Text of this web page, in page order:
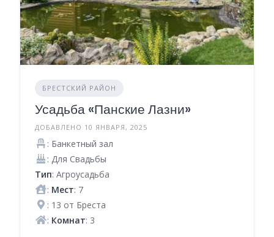
БРЕСТСКИЙ РАЙОН
Усадьба «Панские Лазни»
ДОБАВЛЕНО 10 ЯНВАРЯ, 2025
: Банкетный зал
: Для Свадьбы
Тип: Агроусадьба
: Мест: 7
: 13 от Бреста
: Комнат: 3